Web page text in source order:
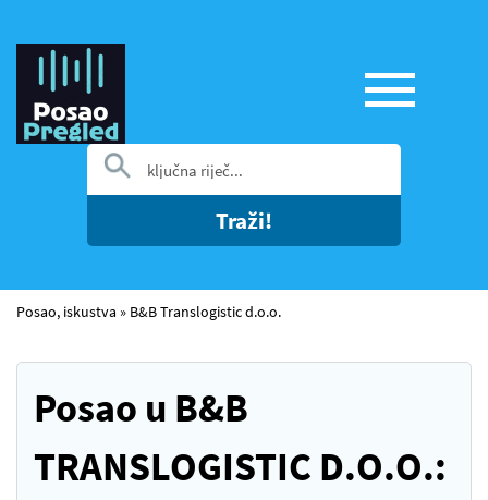
Traži!
Posao, iskustva » B&B Translogistic d.o.o.
Posao u B&B
TRANSLOGISTIC D.O.O.: